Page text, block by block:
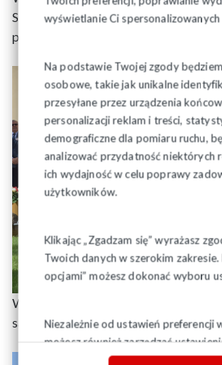
wyświetlanie Ci spersonalizowanych
Na podstawie Twojej zgody
osobowe, takie jak unikalne
przesyłane przez urządzenia
personalizacji reklam i treści,
demograficzne dla pomiaru ruchu,
analizować przydatność niektórych
ich wydajność w celu poprawy
użytkowników.
Klikając „Zgadzam się” wyrażasz
Twoich danych w szerokim zakresie.
opcjami” możesz dokonać wyboru
Niezależnie od ustawień preferencji
możesz również zarządzać
swojej przeglądarki. Więcej
Stanisława Kostki na
przy grobie błogosławionego ks.
W niedzielę już od rana pod
sanktuarium zaczęli zbierać się